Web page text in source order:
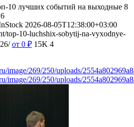
10 лучших событий на выходные 8
2026-08-05T12:38:00+03:00
top-10-luchshix-sobytij-na-vyxodnye-
от 0 ₽ 15K 4
image/269/250/uploads/
image/269/250/uploads/